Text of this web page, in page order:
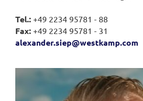
Tel.: +49 2234 95781 - 88
Fax: +49 2234 95781 - 31
alexander.siep@westkamp.com